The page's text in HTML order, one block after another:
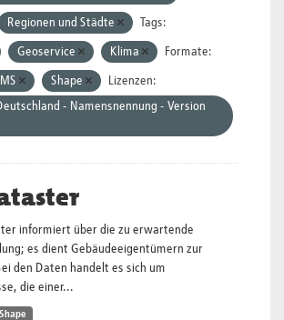
Regionen und Städte Tags:
Geoservice Klima Formate:
Shape
Lizenzen:
- Namensnennung - Version
informiert über die zu erwartende
es dient Gebäudeeigentümern zur
den Daten handelt es sich um
die einer...
Shape